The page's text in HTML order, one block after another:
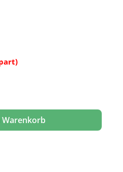
benutze die Schaltflächen um die
Warenkorb